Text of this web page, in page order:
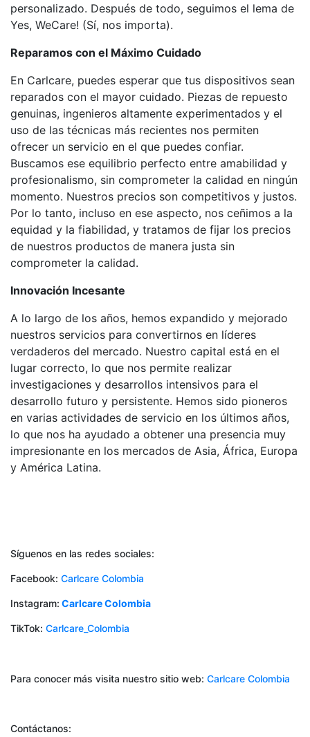
personalizado. Después de todo, seguimos el lema de
Yes, WeCare! (Sí, nos importa).
Reparamos con el Máximo Cuidado
En Carlcare, puedes esperar que tus dispositivos sean
reparados con el mayor cuidado. Piezas de repuesto
genuinas, ingenieros altamente experimentados y el
uso de las técnicas más recientes nos permiten
ofrecer un servicio en el que puedes confiar.
Buscamos ese equilibrio perfecto entre amabilidad y
profesionalismo, sin comprometer la calidad en ningún
momento. Nuestros precios son competitivos y justos.
Por lo tanto, incluso en ese aspecto, nos ceñimos a la
equidad y la fiabilidad, y tratamos de fijar los precios
de nuestros productos de manera justa sin
comprometer la calidad.
Innovación Incesante
A lo largo de los años, hemos expandido y mejorado
nuestros servicios para convertirnos en líderes
verdaderos del mercado. Nuestro capital está en el
lugar correcto, lo que nos permite realizar
investigaciones y desarrollos intensivos para el
desarrollo futuro y persistente. Hemos sido pioneros
en varias actividades de servicio en los últimos años,
lo que nos ha ayudado a obtener una presencia muy
impresionante en los mercados de Asia, África, Europa
y América Latina.
Síguenos en las redes sociales:
Facebook: Carlcare Colombia
Instagram: Carlcare Colombia
TikTok: Carlcare_Colombia
Para conocer más visita nuestro sitio web: Carlcare Colombia
Contáctanos: